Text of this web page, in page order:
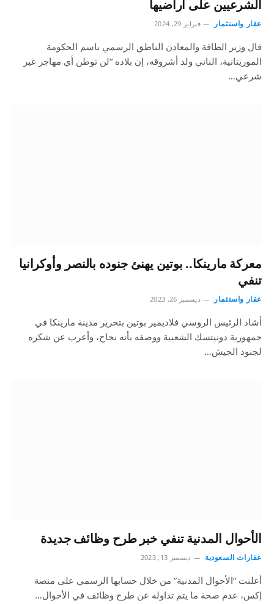
الشرعيين على أراضيها
عقار واستثمار فبراير 29, 2024
قال وزير الطاقة والمعادن الناطق الرسمي باسم الحكومة
الموريتانية، الناني ولد أشروقه، إن بلاده “لن توطن أي مهاجر غير
شرعي…
معركة مارينكا.. بوتين يهنئ جنوده بالنصر وأوكرانيا
تنفي
عقار واستثمار ديسمبر 26, 2023
أشاد الرئيس الروسي فلاديمير بوتين بتحرير مدينة مارينكا في
جمهورية دونيتسك الشعبية ووصفه بأنه نجاح، وأعرب عن شكره
لجنود الجيش…
الأحوال المدنية تنفي خبر طرح وظائف جديدة
عقارات السعودية ديسمبر 13, 2023
أعلنت “الأحوال المدنية” من خلال حسابها الرسمي على منصة
إكس، عدم صحة ما يتم تداوله عن طرح وظائف في الأحوال…